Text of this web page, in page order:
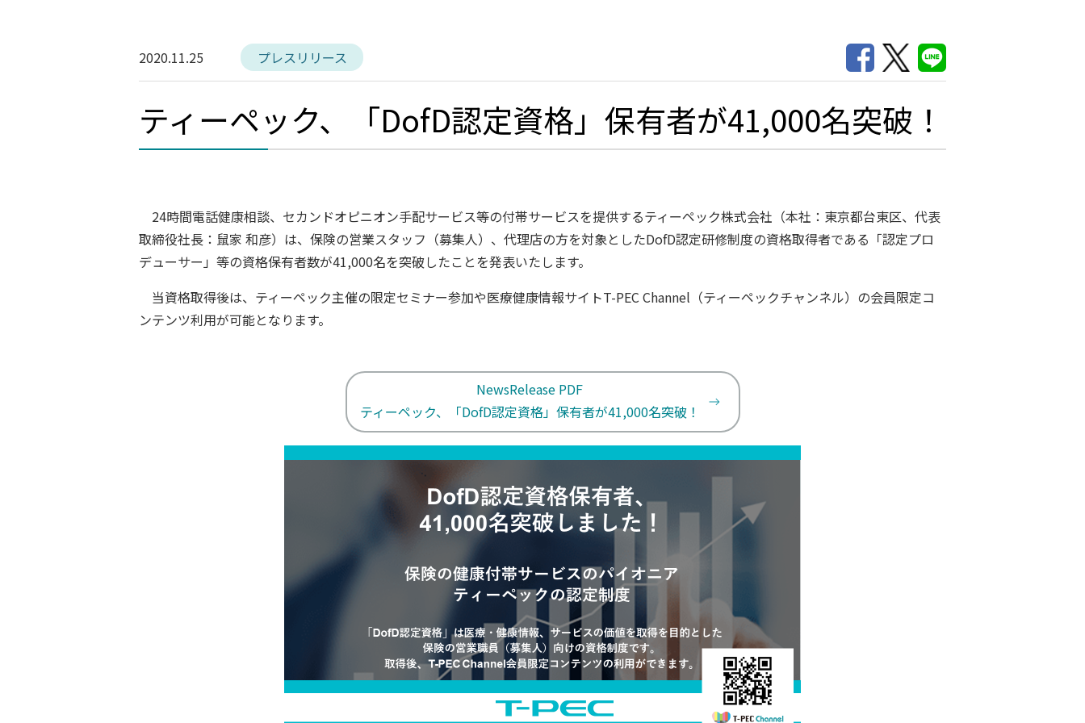
2020.11.25 プレスリリース
ティーペック、「DofD認定資格」保有者が41,000名突破！
24時間電話健康相談、セカンドオピニオン手配サービス等の付帯サービスを提供するティーペック株式会社（本社：東京都台東区、代表
取締役社長：鼠家 和彦）は、保険の営業スタッフ（募集人）、代理店の方を対象としたDofD認定研修制度の資格取得者である「認定プロ
デューサー」等の資格保有者数が41,000名を突破したことを発表いたします。
当資格取得後は、ティーペック主催の限定セミナー参加や医療健康情報サイトT-PEC Channel（ティーペックチャンネル）の会員限定コ
ンテンツ利用が可能となります。
NewsRelease PDF
ティーペック、「DofD認定資格」保有者が41,000名突破！